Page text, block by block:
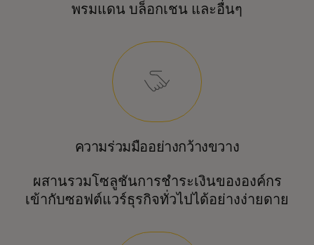
พรมแดน บล็อกเชน และอื่นๆ
ความร่วมมืออย่างกว้างขวาง
ผสานรวมโซลูชันการชำระเงินขององค์กร
เข้ากับซอฟต์แวร์ธุรกิจทั่วไปได้อย่างง่ายดาย